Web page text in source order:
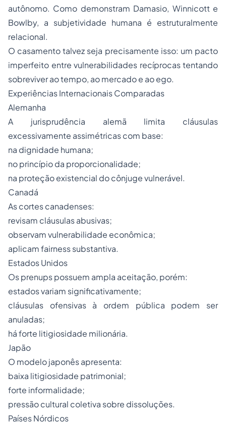
autônomo. Como demonstram Damasio, Winnicott e
Bowlby, a subjetividade humana é estruturalmente
relacional.
O casamento talvez seja precisamente isso: um pacto
imperfeito entre vulnerabilidades recíprocas tentando
sobreviver ao tempo, ao mercado e ao ego.
Experiências Internacionais Comparadas
Alemanha
A jurisprudência alemã limita cláusulas
excessivamente assimétricas com base:
na dignidade humana;
no princípio da proporcionalidade;
na proteção existencial do cônjuge vulnerável.
Canadá
As cortes canadenses:
revisam cláusulas abusivas;
observam vulnerabilidade econômica;
aplicam fairness substantiva.
Estados Unidos
Os prenups possuem ampla aceitação, porém:
estados variam significativamente;
cláusulas ofensivas à ordem pública podem ser
anuladas;
há forte litigiosidade milionária.
Japão
O modelo japonês apresenta:
baixa litigiosidade patrimonial;
forte informalidade;
pressão cultural coletiva sobre dissoluções.
Países Nórdicos